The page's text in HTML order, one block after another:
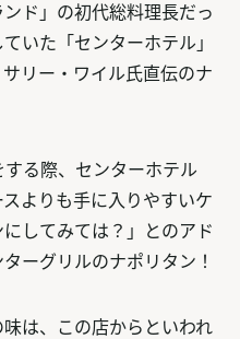
ド」の初代総料理長だっ
いた「センターホテル」
リー・ワイル氏直伝のナ
る際、センターホテル
よりも手に入りやすいケ
してみては？」とのアド
ーグリルのナポリタン！
は、この店からといわれ